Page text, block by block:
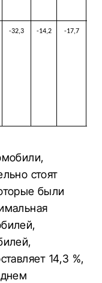
-32,3 -14,2 -17,7
стоят
были
14,3 %,